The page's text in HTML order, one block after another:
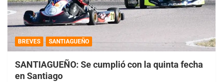
BREVES SANTIAGUEÑO
SANTIAGUEÑO: Se cumplió con la quinta fecha
en Santiago